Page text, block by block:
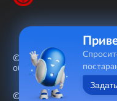
© 2015—2026 «Пожарно-
области»
© 2020 Разработка сайта